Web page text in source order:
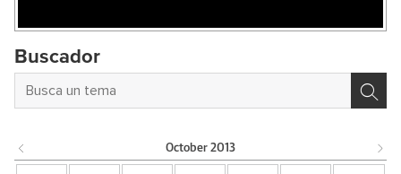
Buscador
October 2013